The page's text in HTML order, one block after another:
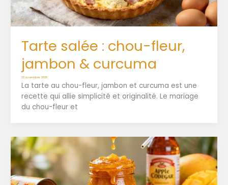
Tarte salée : chou-fleur,
jambon & curcuma
22 novembre 2025
La tarte au chou-fleur, jambon et curcuma est une
recette qui allie simplicité et originalité. Le mariage
du chou-fleur et